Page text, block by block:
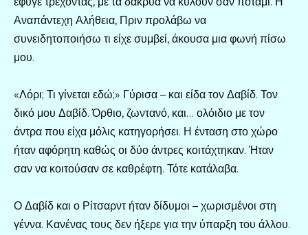
Αναπάντεχη Αλήθεια, Πριν προλάβω να
συνειδητοποιήσω τι είχε συμβεί, άκουσα μια φωνή πίσω
μου.
«Λόρι; Τι γίνεται εδώ;» Γύρισα – και είδα τον Δαβίδ. Τον
δικό μου Δαβίδ. Όρθιο, ζωντανό, και… ολόιδιο με τον
άντρα που είχα μόλις κατηγορήσει. Η ένταση στο χώρο
ήταν αφόρητη καθώς οι δύο άντρες κοιτάχτηκαν. Ήταν
σαν να κοιτούσαν σε καθρέφτη. Τότε κατάλαβα.
Ο Δαβίδ και ο Ρίτσαρντ ήταν δίδυμοι – χωρισμένοι στη
γέννα. Κανένας τους δεν ήξερε για την ύπαρξη του άλλου.